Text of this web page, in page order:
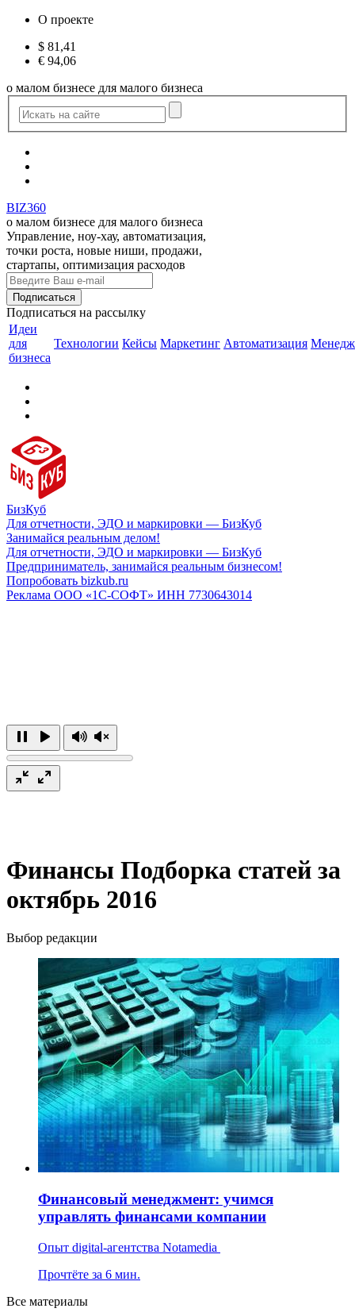
О проекте
$ 81,41
€ 94,06
о малом бизнесе для малого бизнеса
BIZ360
о малом бизнесе для малого бизнеса
Управление, ноу-хау, автоматизация,
точки роста, новые ниши, продажи,
стартапы, оптимизация расходов
Подписаться на рассылку
Идеи
для
бизнеса
Технологии Кейсы Маркетинг Автоматизация
БизКуб
Для отчетности, ЭДО и маркировки — БизКуб
Занимайся реальным делом!
Для отчетности, ЭДО и маркировки — БизКуб
Предприниматель, занимайся реальным бизнесом!
Попробовать bizkub.ru
Реклама ООО «1С-СОФТ» ИНН 7730643014
Финансы Подборка статей за
октябрь 2016
Выбор редакции
Финансовый менеджмент: учимся
управлять финансами компании
Опыт digital-агентства Notamedia
Прочтёте за 6 мин.
Все материалы